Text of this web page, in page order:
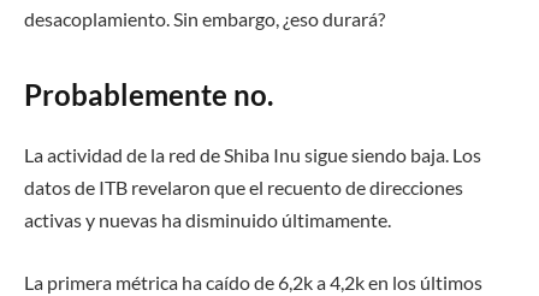
desacoplamiento. Sin embargo, ¿eso durará?
Probablemente no.
La actividad de la red de Shiba Inu sigue siendo baja. Los
datos de ITB revelaron que el recuento de direcciones
activas y nuevas ha disminuido últimamente.
La primera métrica ha caído de 6,2k a 4,2k en los últimos